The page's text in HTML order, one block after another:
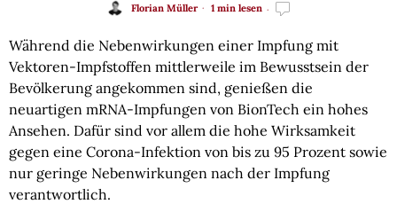
Florian Müller 1 min lesen
Während die Nebenwirkungen einer Impfung mit
Vektoren-Impfstoffen mittlerweile im Bewusstsein der
Bevölkerung angekommen sind, genießen die
neuartigen mRNA-Impfungen von BionTech ein hohes
Ansehen. Dafür sind vor allem die hohe Wirksamkeit
gegen eine Corona-Infektion von bis zu 95 Prozent sowie
nur geringe Nebenwirkungen nach der Impfung
verantwortlich.